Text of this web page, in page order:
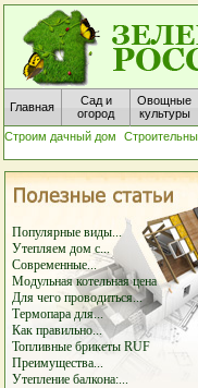
Главная
Сад и
огород
Овощные
культуры
Строим дачный дом
Популярные виды...
Утепляем дом с...
Современные...
Модульная котельная цена
Для чего проводиться...
Термопара для...
Как правильно...
Топливные брикеты RUF
Преимущества...
Утепление балкона:...